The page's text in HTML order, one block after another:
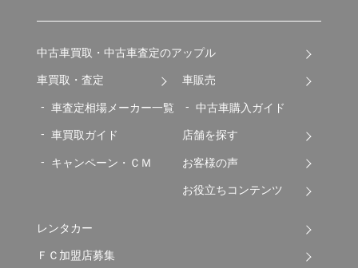
中古車買取・中古車査定のアップル
車買取・査定
車査定相場メーカー一覧
車買取ガイド
キャンペーン・ＣＭ
車販売
中古車購入ガイド
店舗を探す
お客様の声
お役立ちコンテンツ
レンタカー
ＦＣ加盟店募集